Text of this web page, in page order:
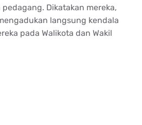
Dikatakan mereka,
langsung kendala
pada Walikota dan Wakil